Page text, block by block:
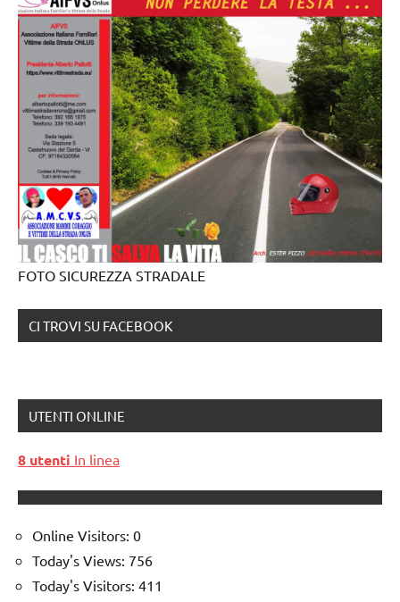
FOTO SICUREZZA STRADALE
CI TROVI SU FACEBOOK
UTENTI ONLINE
8 utenti In linea
Online Visitors: 0
Today's Views: 756
Today's Visitors: 411